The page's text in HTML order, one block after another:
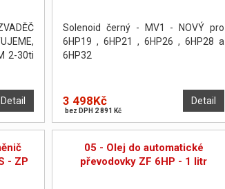
2-30ti
Detail
Solenoid černý - MV1 - NOVÝ pro
6HP19 , 6HP21 , 6HP26 , 6HP28 a
6HP32
Detail
3 498Kč
bez DPH 2 891 Kč
- ZP
05 - Olej do automatické
převodovky ZF 6HP - 1 litr